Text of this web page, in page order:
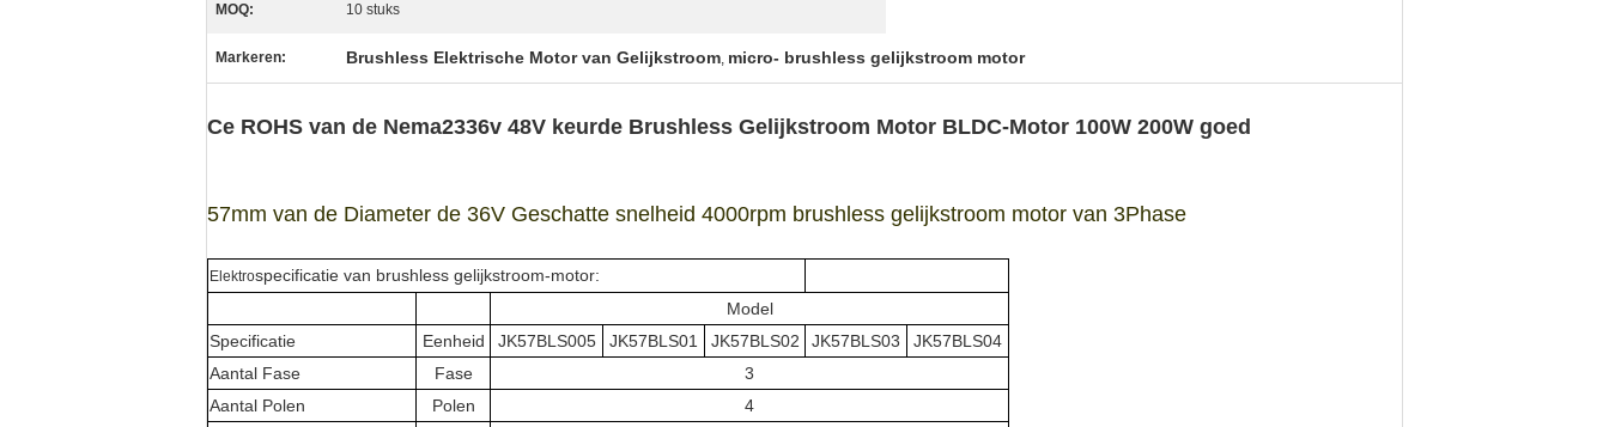
MOQ: 10 stuks
Markeren: Brushless Elektrische Motor van Gelijkstroom, micro- brushless gelijkstroom motor
Ce ROHS van de Nema2336v 48V keurde Brushless Gelijkstroom Motor BLDC-Motor 100W 200W goed
57mm van de Diameter de 36V Geschatte snelheid 4000rpm brushless gelijkstroom motor van 3Phase
Elektrospecificatie van brushless gelijkstroom-motor:
Model
Specificatie
Eenheid JK57BLS005 JK57BLS01 JK57BLS02 JK57BLS03
JK57BLS04
Aantal Fase
Fase
3
Aantal Polen
Polen
4